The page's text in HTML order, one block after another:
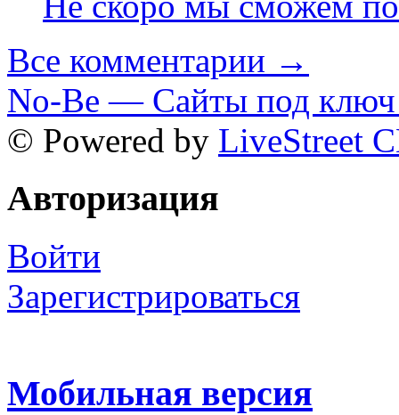
Все комментарии →
No-Be — Сайты под ключ
© Powered by LiveStreet
Авторизация
Войти
Зарегистрироваться
Мобильная версия